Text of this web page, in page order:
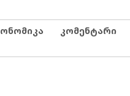
კომენტარი